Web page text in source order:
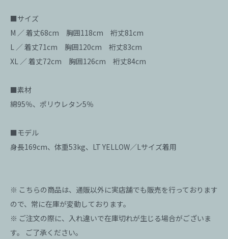
■サイズ
M ／ 着丈68cm 胸囲118cm 裄丈81cm
L ／ 着丈71cm 胸囲120cm 裄丈83cm
XL ／ 着丈72cm 胸囲126cm 裄丈84cm
■素材
綿95％、ポリウレタン5％
■モデル
身長169cm、体重53kg、LT YELLOW／Lサイズ着用
※ こちらの商品は、通販以外に実店舗でも販売を行っております
ので、常に在庫が変動しております。
※ ご注文の際に、入れ違いで在庫切れが生じる場合がございま
す。 ご了承ください。